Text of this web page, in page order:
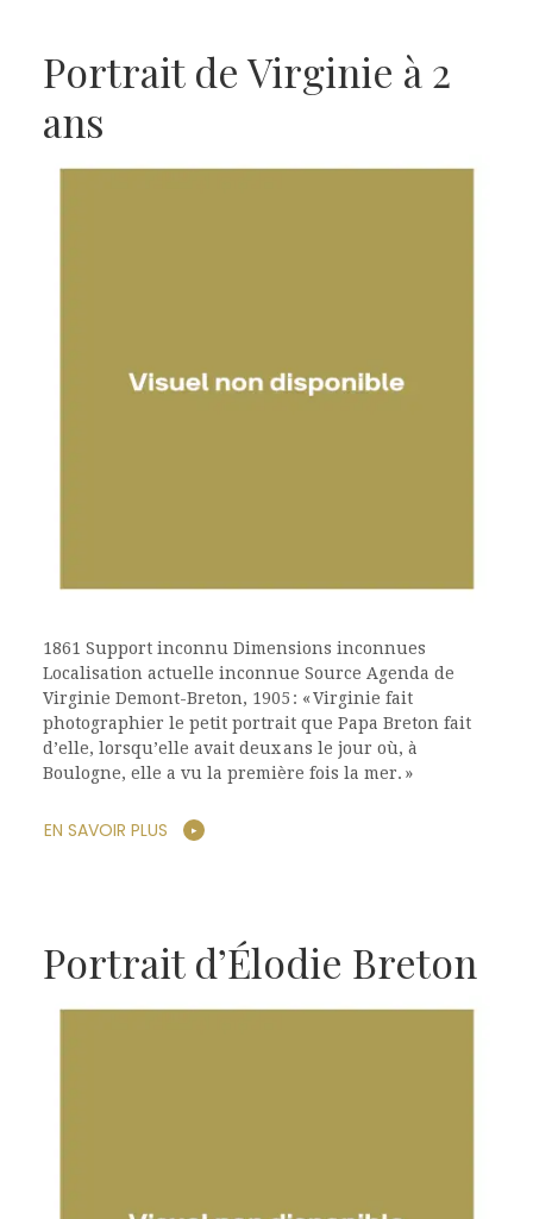
Portrait de Virginie à 2
ans
1861 Support inconnu Dimensions inconnues
Localisation actuelle inconnue Source Agenda de
Virginie Demont-Breton, 1905 : « Virginie fait
photographier le petit portrait que Papa Breton fait
d’elle, lorsqu’elle avait deux ans le jour où, à
Boulogne, elle a vu la première fois la mer. »
EN SAVOIR PLUS
Portrait d’Élodie Breton